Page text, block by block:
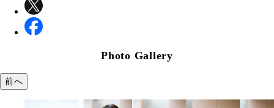
Photo Gallery
前へ